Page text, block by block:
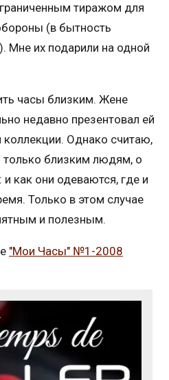
тиражом для
(в бытность
Мне их подарили на одной
часы близким. Жене
недавно презентовал ей
Однако считаю,
близким людям, о
как они одеваются, где и
Только в этом случае
и полезным.
"Мои Часы" №1-2008